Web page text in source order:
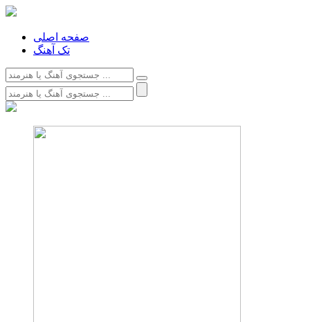
صفحه اصلی
تک آهنگ